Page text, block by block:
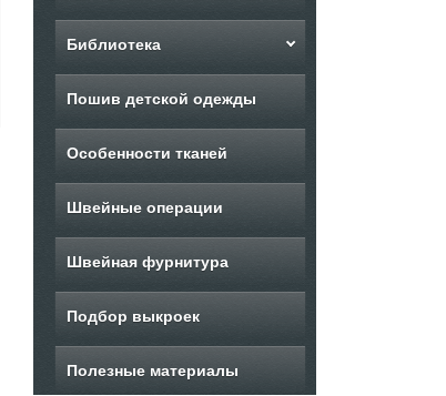
Библиотека
Пошив детской одежды
Особенности тканей
Швейные операции
Швейная фурнитура
Подбор выкроек
Полезные материалы